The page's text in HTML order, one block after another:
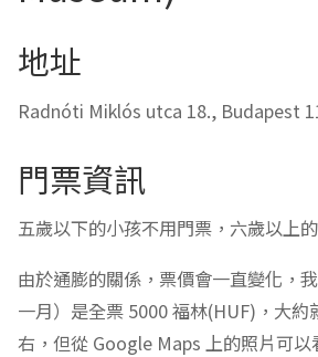
地址
Radnóti Miklós utca 18., Budapest
門票資訊
五歲以下的小孩不用門票，六歲以上
由於通膨的關係，票價會一直變化，
一月）是全票 5000 福林(HUF)，大約
右，但從 Google Maps 上的照片可